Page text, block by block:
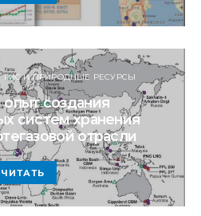
ГИС И ПРИРОДНЫЕ РЕСУРСЫ
создания
систем хранения
отрасли
ЧИТАТЬ